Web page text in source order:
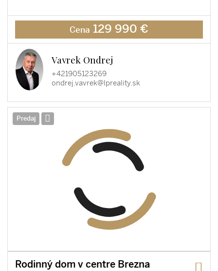
Cena 129 990 €
Vavrek Ondrej
+421905123269
ondrej.vavrek@lpreality.sk
Predaj
Rodinný dom v centre Brezna